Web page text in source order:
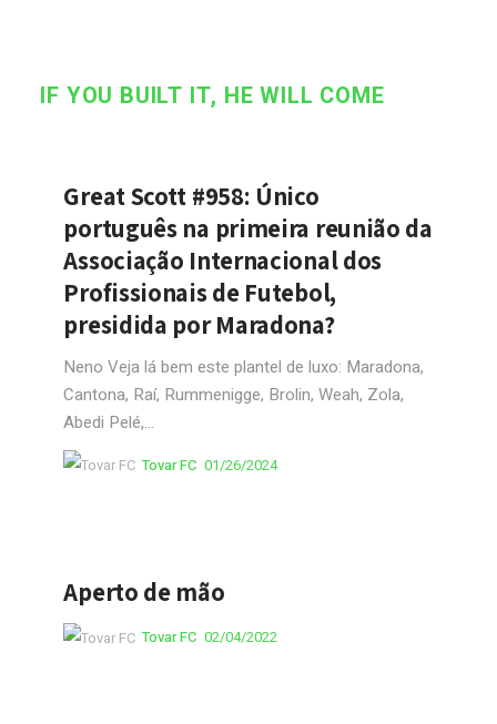
IF YOU BUILT IT, HE WILL COME
Great Scott #958: Único
português na primeira reunião da
Associação Internacional dos
Profissionais de Futebol,
presidida por Maradona?
Neno Veja lá bem este plantel de luxo: Maradona,
Cantona, Raí, Rummenigge, Brolin, Weah, Zola,
Abedi Pelé,...
Tovar FC 01/26/2024
Aperto de mão
Tovar FC 02/04/2022